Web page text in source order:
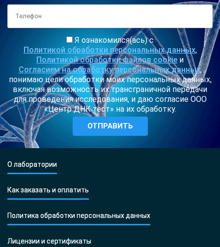
Я ознакомился(ась) с
Политикой обработки персональных данных,
Политикой обработки файлов cookie и
Согласием на обработку персональных данных,
понимаю цели обработки моих персональных данных,
включая возможность их трансграничной передачи
для проведения исследования, и даю согласие ООО
«Центр ДНК тест» на их обработку.
О лаборатории
Как заказать и оплатить
Политика обработки персональных данных
Лицензии и сертификаты